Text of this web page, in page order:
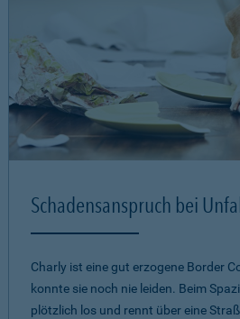
Schadensanspruch bei
Charly ist eine gut erzogene Border
konnte sie noch nie leiden. Beim
plötzlich los und rennt über eine